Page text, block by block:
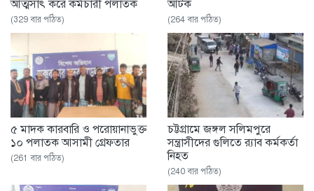
আত্মসাৎ করে কর্মচারী পলাতক
(329 বার পঠিত)
আটক
(264 বার পঠিত)
৫ মাদক কারবারি ও পরোয়ানাভুক্ত
১০ পলাতক আসামী গ্রেফতার
(261 বার পঠিত)
চট্টগ্রামে জঙ্গল সলিমপুরে
সন্ত্রাসীদের গুলিতে র‌্যাব কর্মকর্তা
নিহত
(240 বার পঠিত)